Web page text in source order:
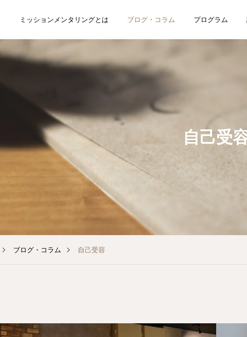
ミッションメンタリングとは ブログ・コラム プログラム
Chikakoハッピーコラム
季節を表わす二十四節氣
【立秋】
博士の応援ブログ
その「強み」、本当にあ
なたの才能ですか？
「え
輝かせたい方
ミッションメンタリング®︎のメソッドを取得して、大切な人
自己受
ブログ・コラム 自己受容